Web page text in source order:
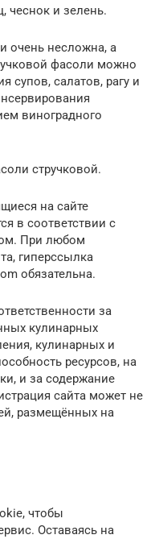
чеснок и зелень.
очень несложна, а
фасоли можно
супов, салатов, рагу и
виноградного
стручковой.
на сайте
в соответствии с
При любом
гиперссылка
обязательна.
за
кулинарных
кулинарных и
ресурсов, на
и за содержание
сайта может не
размещённых на
чтобы
Оставаясь на